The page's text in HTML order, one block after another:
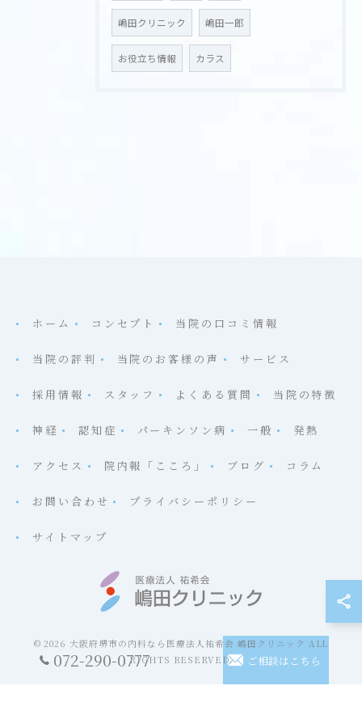
嶋田クリニック 嶋田一郎
お役立ち情報 カラス
072-290-0777 ご相談はこちら
ホーム コンセプト 当院の口コミ情報
当院の評判 当院のお客様の声 サービス
採用情報 スタッフ よくある質問 当院の特徴
神経 認知症 パーキンソン病 一般 発熱
アクセス 院内報「こころ」 ブログ コラム
お問い合わせ プライバシーポリシー
サイトマップ
© 2026 大阪府堺市の内科なら医療法人祐希会 嶋田クリニック ALL
RIGHTS RESERVED.